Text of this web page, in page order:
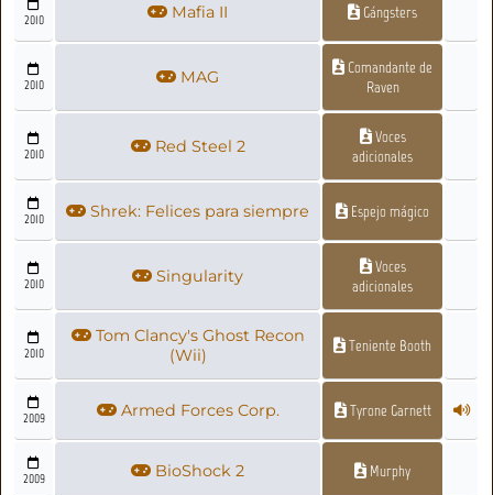
2010 Mafia II Gángsters
2010 MAG
Comandante de
Raven
2010 Red Steel 2
Voces
adicionales
2010 Shrek: Felices para siempre Espejo mágico
2010 Singularity
Voces
adicionales
2010
Tom Clancy's Ghost Recon
(Wii)
Teniente Booth
2009 Armed Forces Corp. Tyrone Garnett
2009 BioShock 2 Murphy